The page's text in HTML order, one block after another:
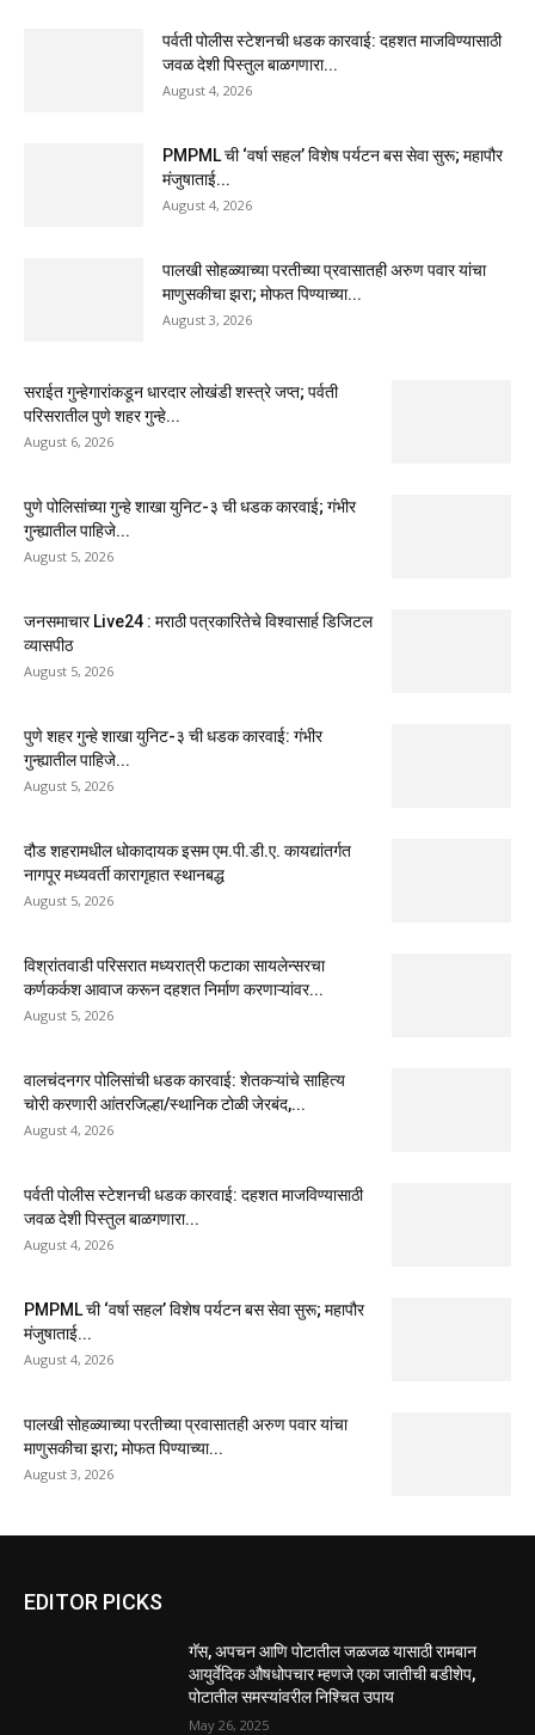
पर्वती पोलीस स्टेशनची धडक कारवाई: दहशत माजविण्यासाठी
जवळ देशी पिस्तुल बाळगणारा...
August 4, 2026
PMPML ची ‘वर्षा सहल’ विशेष पर्यटन बस सेवा सुरू; महापौर
मंजुषाताई...
August 4, 2026
पालखी सोहळ्याच्या परतीच्या प्रवासातही अरुण पवार यांचा
माणुसकीचा झरा; मोफत पिण्याच्या...
August 3, 2026
सराईत गुन्हेगारांकडून धारदार लोखंडी शस्त्रे जप्त; पर्वती
परिसरातील पुणे शहर गुन्हे...
August 6, 2026
पुणे पोलिसांच्या गुन्हे शाखा युनिट-३ ची धडक कारवाई; गंभीर
गुन्ह्यातील पाहिजे...
August 5, 2026
जनसमाचार Live24 : मराठी पत्रकारितेचे विश्वासार्ह डिजिटल
व्यासपीठ
August 5, 2026
पुणे शहर गुन्हे शाखा युनिट-३ ची धडक कारवाई: गंभीर
गुन्ह्यातील पाहिजे...
August 5, 2026
दौड शहरामधील धोकादायक इसम एम.पी.डी.ए. कायद्यांतर्गत
नागपूर मध्यवर्ती कारागृहात स्थानबद्ध
August 5, 2026
विश्रांतवाडी परिसरात मध्यरात्री फटाका सायलेन्सरचा
कर्णकर्कश आवाज करून दहशत निर्माण करणाऱ्यांवर...
August 5, 2026
वालचंदनगर पोलिसांची धडक कारवाई: शेतकऱ्यांचे साहित्य
चोरी करणारी आंतरजिल्हा/स्थानिक टोळी जेरबंद,...
August 4, 2026
पर्वती पोलीस स्टेशनची धडक कारवाई: दहशत माजविण्यासाठी
जवळ देशी पिस्तुल बाळगणारा...
August 4, 2026
PMPML ची ‘वर्षा सहल’ विशेष पर्यटन बस सेवा सुरू; महापौर
मंजुषाताई...
August 4, 2026
पालखी सोहळ्याच्या परतीच्या प्रवासातही अरुण पवार यांचा
माणुसकीचा झरा; मोफत पिण्याच्या...
August 3, 2026
EDITOR PICKS
गॅस, अपचन आणि पोटातील जळजळ यासाठी रामबान
आयुर्वेदिक औषधोपचार म्हणजे एका जातीची बडीशेप,
पोटातील समस्यांवरील निश्चित उपाय
May 26, 2025